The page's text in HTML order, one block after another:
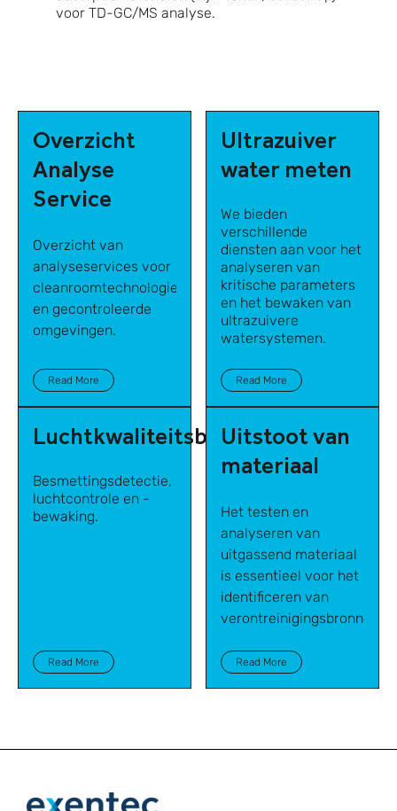
voor TD-GC/MS analyse.
Overzicht
Analyse
Service
Overzicht van
analyseservices voor
cleanroomtechnologieën
en gecontroleerde
omgevingen.
Read More
Ultrazuiver
water meten
We bieden
verschillende
diensten aan voor het
analyseren van
kritische parameters
en het bewaken van
ultrazuivere
watersystemen.
Read More
Luchtkwaliteitsbewaking
Besmettingsdetectie,
luchtcontrole en -
bewaking.
Read More
Uitstoot van
materiaal
Het testen en
analyseren van
uitgassend materiaal
is essentieel voor het
identificeren van
verontreinigingsbronnen.
Read More